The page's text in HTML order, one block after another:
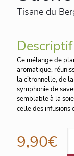
Tisane du
Ce mélange de
aromatique,
la citronnelle, de
symphonie de
semblable à la
celle des infusions
9,90€